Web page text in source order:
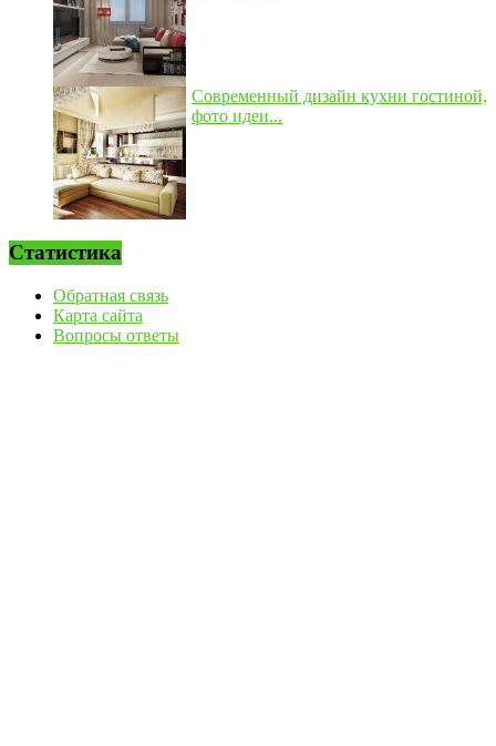
Современный дизайн кухни гостиной,
фото идеи...
Статистика
Обратная связь
Карта сайта
Вопросы ответы